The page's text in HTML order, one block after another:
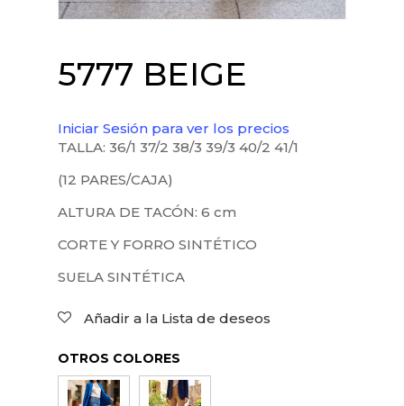
5777 BEIGE
Iniciar Sesión para ver los precios
TALLA: 36/1 37/2 38/3 39/3 40/2 41/1
(12 PARES/CAJA)
ALTURA DE TACÓN: 6 cm
CORTE Y FORRO SINTÉTICO
SUELA SINTÉTICA
Añadir a la Lista de deseos
OTROS COLORES